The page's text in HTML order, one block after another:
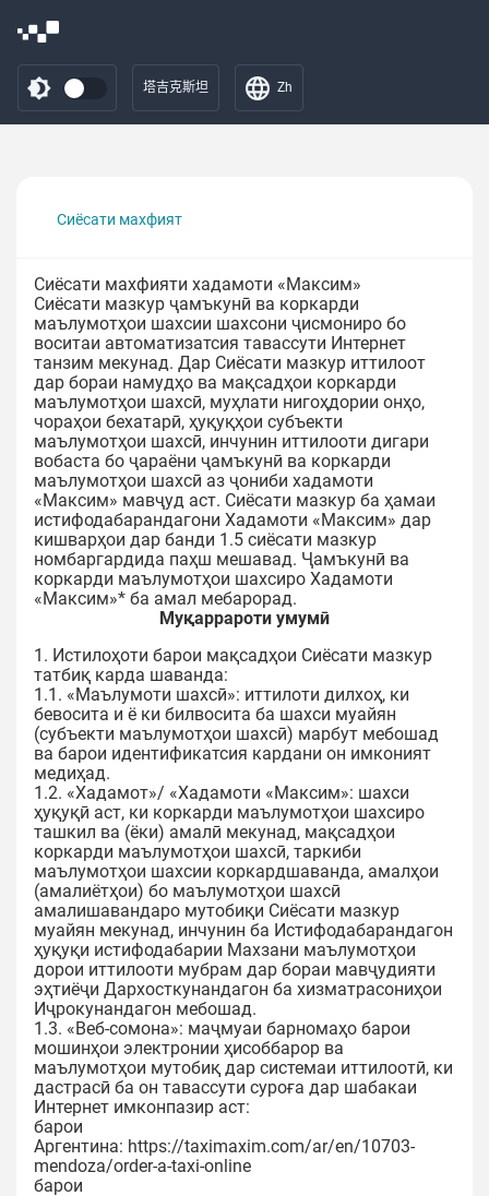
塔吉克斯坦 Zh
Сиёсати махфият
Сиёсати махфияти хадамоти «Максим»
Сиёсати мазкур ҷамъкунӣ ва коркарди
маълумотҳои шахсии шахсони ҷисмониро бо
воситаи автоматизатсия тавассути Интернет
танзим мекунад. Дар Сиёсати мазкур иттилоот
дар бораи намудҳо ва мақсадҳои коркарди
маълумотҳои шахсӣ, муҳлати нигоҳдории онҳо,
чораҳои бехатарӣ, ҳуқуқҳои субъекти
маълумотҳои шахсӣ, инчунин иттилооти дигари
вобаста бо ҷараёни ҷамъкунӣ ва коркарди
маълумотҳои шахсӣ аз ҷониби хадамоти
«Максим» мавҷуд аст. Сиёсати мазкур ба ҳамаи
истифодабарандагони Хадамоти «Максим» дар
кишварҳои дар банди 1.5 сиёсати мазкур
номбаргардида паҳш мешавад. Ҷамъкунӣ ва
коркарди маълумотҳои шахсиро Хадамоти
«Максим»* ба амал мебарорад.
Муқаррароти умумӣ
1. Истилоҳоти барои мақсадҳои Сиёсати мазкур
татбиқ карда шаванда:
1.1. «Маълумоти шахсӣ»: иттилоти дилхоҳ, ки
бевосита и ё ки билвосита ба шахси муайян
(субъекти маълумотҳои шахсӣ) марбут мебошад
ва барои идентификатсия кардани он имконият
медиҳад.
1.2. «Хадамот»/ «Хадамоти «Максим»: шахси
ҳуқуқӣ аст, ки коркарди маълумотҳои шахсиро
ташкил ва (ёки) амалӣ мекунад, мақсадҳои
коркарди маълумотҳои шахсӣ, таркиби
маълумотҳои шахсии коркардшаванда, амалҳои
(амалиётҳои) бо маълумотҳои шахсӣ
амалишавандаро мутобиқи Сиёсати мазкур
муайян мекунад, инчунин ба Истифодабарандагон
ҳуқуқи истифодабарии Махзани маълумотҳои
дорои иттилооти мубрам дар бораи мавҷудияти
эҳтиёҷи Дархосткунандагон ба хизматрасониҳои
Иҷрокунандагон мебошад.
1.3. «Веб-сомона»: маҷмуаи барномаҳо барои
мошинҳои электронии ҳисоббарор ва
маълумотҳои мутобиқ дар системаи иттилоотӣ, ки
дастрасӣ ба он тавассути суроға дар шабакаи
Интернет имконпазир аст:
барои
Аргентина: https://taximaxim.com/ar/en/10703-
mendoza/order-a-taxi-online
барои